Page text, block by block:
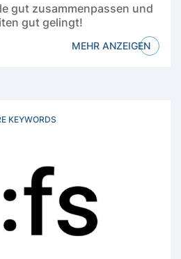
gut zusammenpassen und
gut gelingt!
MEHR ANZEIGEN
KEYWORDS